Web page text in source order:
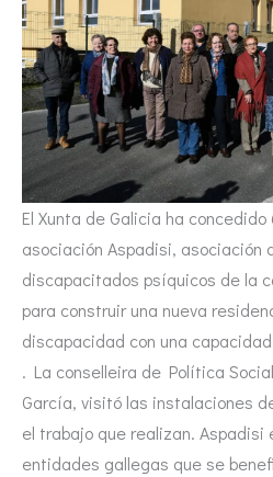
El Xunta de Galicia ha
asociación Aspadisi, asociación
discapacitados psíquicos de la
para construir una nueva
discapacidad con una
. La conselleira de Política
García, visitó las instalaciones
el trabajo que realizan. Aspadisi
entidades gallegas que se